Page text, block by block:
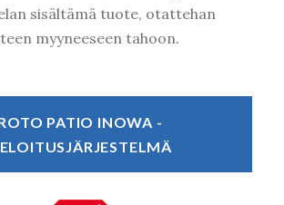
sisältämä tuote, otattehan
myyneeseen tahoon.
PATIO INOWA -